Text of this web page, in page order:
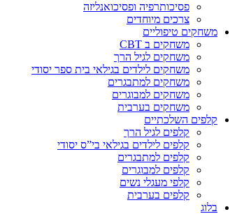
פסיכותרפיה ופסיכואנליזה
צרכים מיוחדים
משחקים טיפוליים
משחקים ב CBT
משחקים לגיל הרך
משחקים לילדים בגילאי בית ספר יסודי
משחקים למתבגרים
משחקים למבוגרים
משחקים בערבית
קלפים השלכתיים
קלפים לגיל הרך
קלפים לילדים בגילאי בי”ס יסודי
קלפים למתבגרים
קלפים למבוגרים
קלפי מעגלי נשים
קלפים בערבית
בלוג